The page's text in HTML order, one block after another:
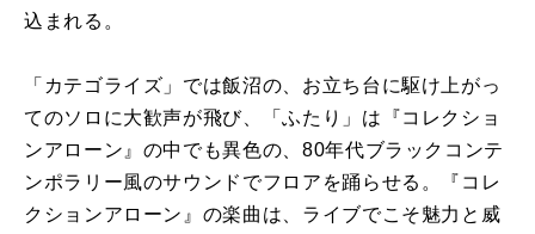
込まれる。
「カテゴライズ」では飯沼の、お立ち台に駆け上がっ
てのソロに大歓声が飛び、「ふたり」は『コレクショ
ンアローン』の中でも異色の、80年代ブラックコンテ
ンポラリー風のサウンドでフロアを踊らせる。『コレ
クションアローン』の楽曲は、ライブでこそ魅力と威